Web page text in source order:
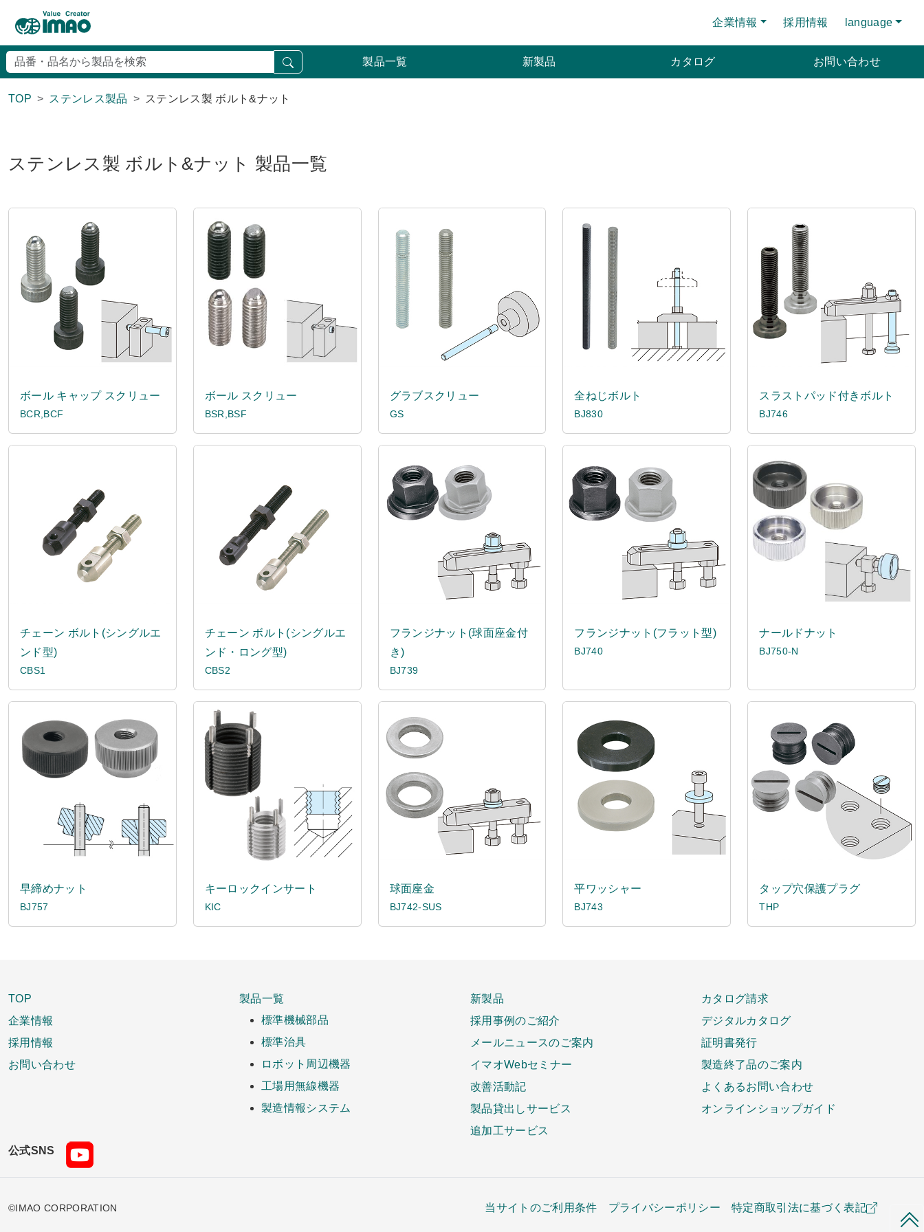
企業情報 採用情報 language
製品一覧 新製品 カタログ お問い合わせ
TOP ステンレス製品 ステンレス製 ボルト&ナット
ステンレス製 ボルト&ナット 製品一覧
ボール キャップ スクリュー
BCR,BCF
ボール スクリュー
BSR,BSF
グラブスクリュー
GS
全ねじボルト
BJ830
スラストパッド付きボルト
BJ746
チェーン ボルト(シングルエ
ンド型)
CBS1
チェーン ボルト(シングルエ
ンド・ロング型)
CBS2
フランジナット(球面座金付
き)
BJ739
フランジナット(フラット型)
BJ740
ナールドナット
BJ750-N
早締めナット
BJ757
キーロックインサート
KIC
球面座金
BJ742-SUS
平ワッシャー
BJ743
タップ穴保護プラグ
THP
TOP
企業情報
採用情報
お問い合わせ
製品一覧
標準機械部品
標準治具
ロボット周辺機器
工場用無線機器
製造情報システム
新製品
採用事例のご紹介
メールニュースのご案内
イマオWebセミナー
改善活動記
製品貸出しサービス
追加工サービス
カタログ請求
デジタルカタログ
証明書発行
製造終了品のご案内
よくあるお問い合わせ
オンラインショップガイド
公式SNS
©IMAO CORPORATION 当サイトのご利用条件 プライバシーポリシー 特定商取引法に基づく表記